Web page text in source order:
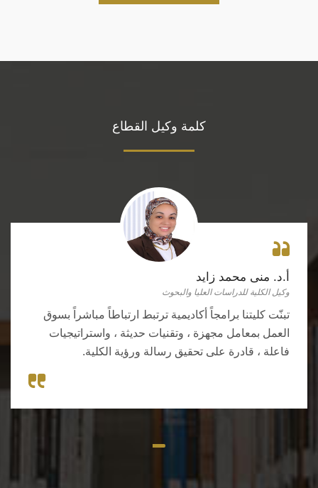
كلمة وكيل القطاع
أ.د. منى محمد زايد
وكيل الكلية للدراسات العليا والبحوث
تبنّت كليتنا برامجاً أكاديمية ترتبط ارتباطاً مباشراً بسوق
العمل بمعامل مجهزة ، وتقنيات حديثة ، واستراتيجيات
فاعلة ، قادرة على تحقيق رسالة ورؤية الكلية.